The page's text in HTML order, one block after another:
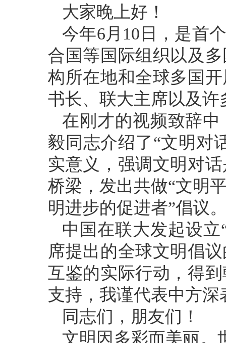
大家晚上好！
今年6月10日，是首
合国等国际组织以及
构所在地和全球多国
书长、联大主席以及
在刚才的视频致辞
毅同志介绍了“文明对
实意义，强调文明对
桥梁，发出共做“文明
明进步的促进者”倡议
中国在联大发起设
席提出的全球文明倡
互鉴的实际行动，得
支持，我谨代表中方深
同志们，朋友们！
文明因多彩而美丽。